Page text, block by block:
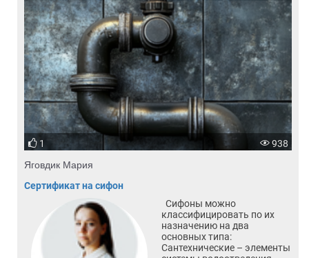
1 938
Яговдик Мария
Сертификат на сифон
Сифоны можно
классифицировать по их
назначению на два
основных типа:
Сантехнические – элементы